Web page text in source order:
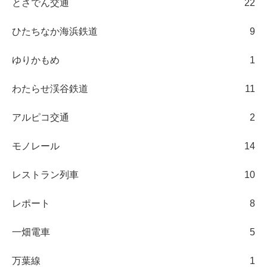
とさでん交通 22
ひたちなか海浜鉄道 9
ゆりかもめ 1
わたらせ渓谷鉄道 11
アルピコ交通 2
モノレール 14
レストラン列車 10
レポート 8
一畑電車 5
万葉線 1